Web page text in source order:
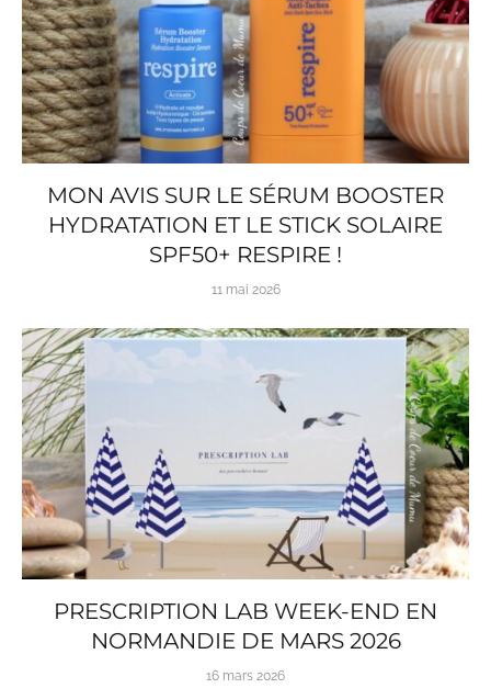
MON AVIS SUR LE SÉRUM BOOSTER
HYDRATATION ET LE STICK SOLAIRE
SPF50+ RESPIRE !
11 mai 2026
PRESCRIPTION LAB WEEK-END EN
NORMANDIE DE MARS 2026
16 mars 2026